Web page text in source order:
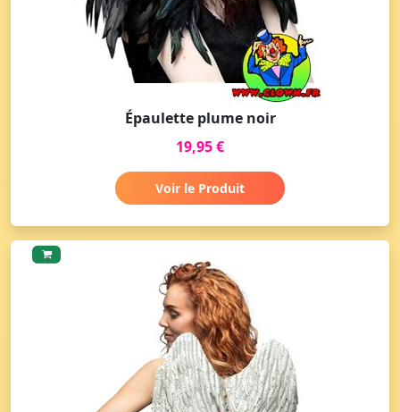
Épaulette plume noir
19,95 €
Voir le Produit